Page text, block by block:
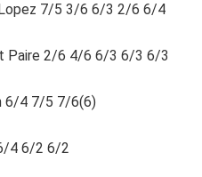
Lopez 7/5 3/6 6/3 2/6 6/4
Paire 2/6 4/6 6/3 6/3 6/3
6/4 7/5 7/6(6)
4 6/2 6/2